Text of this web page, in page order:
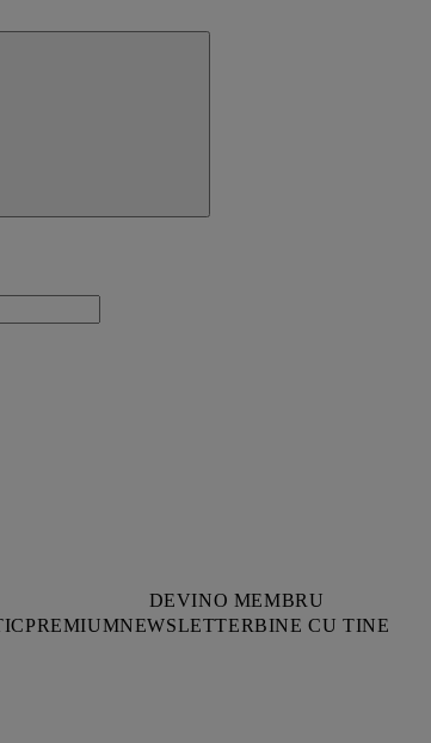
DEVINO MEMBRU
PREMIUMNEWSLETTERBINE CU TINE